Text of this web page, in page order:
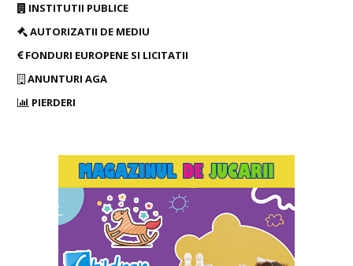
INSTITUTII PUBLICE
AUTORIZATII DE MEDIU
FONDURI EUROPENE SI LICITATII
ANUNTURI AGA
PIERDERI